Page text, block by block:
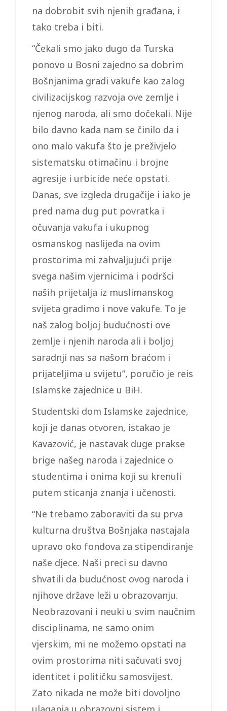
na dobrobit svih njenih građana, i
tako treba i biti.
“Čekali smo jako dugo da Turska
ponovo u Bosni zajedno sa dobrim
Bošnjanima gradi vakufe kao zalog
civilizacijskog razvoja ove zemlje i
njenog naroda, ali smo dočekali. Nije
bilo davno kada nam se činilo da i
ono malo vakufa što je preživjelo
sistematsku otimačinu i brojne
agresije i urbicide neće opstati.
Danas, sve izgleda drugačije i iako je
pred nama dug put povratka i
očuvanja vakufa i ukupnog
osmanskog naslijeđa na ovim
prostorima mi zahvaljujući prije
svega našim vjernicima i podršci
naših prijetalja iz muslimanskog
svijeta gradimo i nove vakufe. To je
naš zalog boljoj budućnosti ove
zemlje i njenih naroda ali i boljoj
saradnji nas sa našom braćom i
prijateljima u svijetu”, poručio je reis
Islamske zajednice u BiH.
Studentski dom Islamske zajednice,
koji je danas otvoren, istakao je
Kavazović, je nastavak duge prakse
brige našeg naroda i zajednice o
studentima i onima koji su krenuli
putem sticanja znanja i učenosti.
“Ne trebamo zaboraviti da su prva
kulturna društva Bošnjaka nastajala
upravo oko fondova za stipendiranje
naše djece. Naši preci su davno
shvatili da budućnost ovog naroda i
njihove države leži u obrazovanju.
Neobrazovani i neuki u svim naučnim
disciplinama, ne samo onim
vjerskim, mi ne možemo opstati na
ovim prostorima niti sačuvati svoj
identitet i političku samosvijest.
Zato nikada ne može biti dovoljno